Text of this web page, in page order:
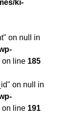
ki-
on null in
on line 185
on null in
on line 191